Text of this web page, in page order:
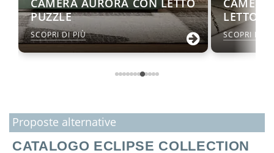
CAMERA AURORA CON LETTO
PUZZLE
SCOPRI DI PIÙ
LETTO
SCOPRI DI
Proposte alternative
CATALOGO ECLIPSE COLLECTION